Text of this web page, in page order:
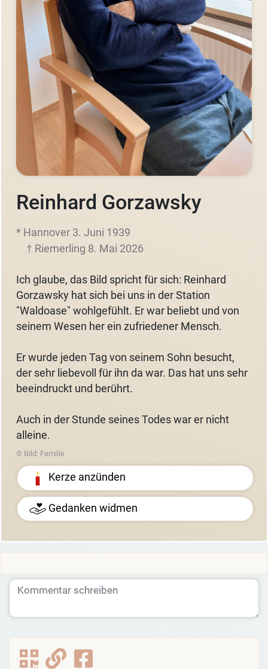
Reinhard Gorzawsky
* Hannover 3. Juni 1939
† Riemerling 8. Mai 2026
Ich glaube, das Bild spricht für sich: Reinhard
Gorzawsky hat sich bei uns in der Station
"Waldoase" wohlgefühlt. Er war beliebt und von
seinem Wesen her ein zufriedener Mensch.
Er wurde jeden Tag von seinem Sohn besucht,
der sehr liebevoll für ihn da war. Das hat uns sehr
beeindruckt und berührt.
Auch in der Stunde seines Todes war er nicht
alleine.
© Bild: Familie
Kerze anzünden
Gedanken widmen